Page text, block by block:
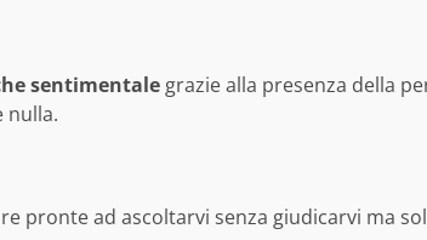
sentimentale grazie alla presenza della
nulla.
pronte ad ascoltarvi senza giudicarvi ma